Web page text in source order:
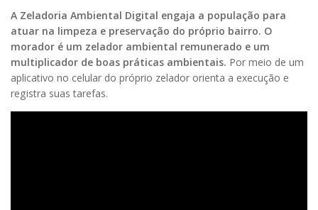
A Zeladoria Ambiental Digital engaja a população para
atuar na limpeza e preservação do próprio bairro. O
morador é um zelador ambiental remunerado e um
multiplicador de boas práticas ambientais. Por meio de um
aplicativo no celular do próprio zelador orienta a execução e
registra suas tarefas.